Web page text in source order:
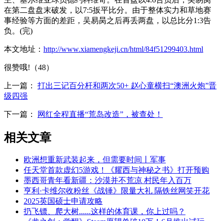
在第二盘盘末破发，以7:5扳平比分。由于整体实力和草地赛
事经验等方面的差距，吴易昺之后再丢两盘，以总比分1:3告
负。(完)
本文地址： http://www.xiamengkeji.cn/html/84f51299403.html
很赞哦!（48）
上一篇： 打出三记百分杆和两次50+ 赵心童横扫“澳洲火炮”晋
级四强
下一篇： 网红全程直播“荒岛改造”，被查处！
相关文章
欧洲想重新武装起来，但需要时间丨军事
任天堂首款虚幻5游戏！《耀西与神秘之书》打开预购
墨西哥青年看新疆：沙漠并不荒凉 村民年入百万
亨利·卡维尔收粉丝《战锤》限量大礼 隔铁丝网笑开花
2025英国硕士申请攻略
扔飞镖、爬大树......这样的体育课，你上过吗？